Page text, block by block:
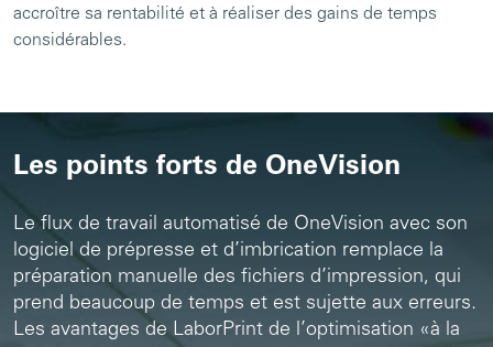
accroître sa rentabilité et à réaliser des gains de temps
considérables.
Les points forts de OneVision
Le flux de travail automatisé de OneVision avec son
logiciel de prépresse et d’imbrication remplace la
préparation manuelle des fichiers d’impression, qui
prend beaucoup de temps et est sujette aux erreurs.
Les avantages de LaborPrint de l’optimisation «à la